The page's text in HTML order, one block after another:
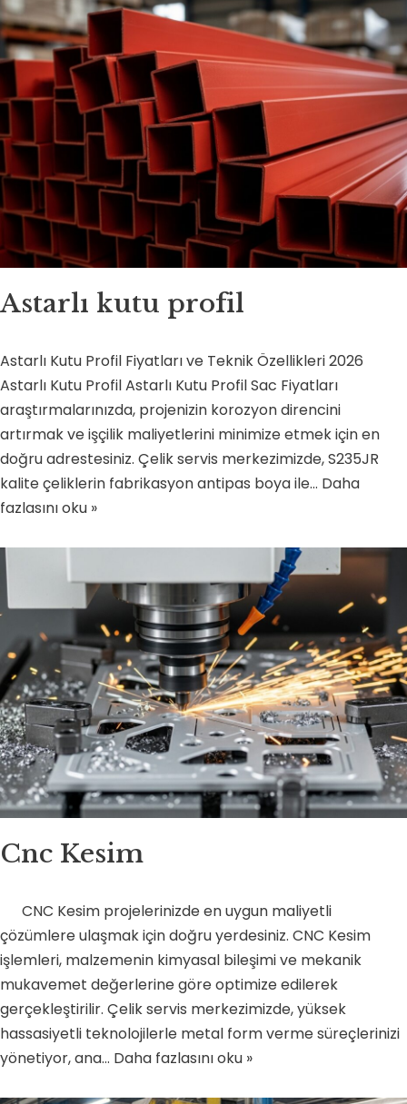
Astarlı kutu profil
Astarlı Kutu Profil Fiyatları ve Teknik Özellikleri 2026
Astarlı Kutu Profil Astarlı Kutu Profil Sac Fiyatları
araştırmalarınızda, projenizin korozyon direncini
artırmak ve işçilik maliyetlerini minimize etmek için en
doğru adrestesiniz. Çelik servis merkezimizde, S235JR
kalite çeliklerin fabrikasyon antipas boya ile… Daha
fazlasını oku »
Cnc Kesim
CNC Kesim projelerinizde en uygun maliyetli
çözümlere ulaşmak için doğru yerdesiniz. CNC Kesim
işlemleri, malzemenin kimyasal bileşimi ve mekanik
mukavemet değerlerine göre optimize edilerek
gerçekleştirilir. Çelik servis merkezimizde, yüksek
hassasiyetli teknolojilerle metal form verme süreçlerinizi
yönetiyor, ana… Daha fazlasını oku »